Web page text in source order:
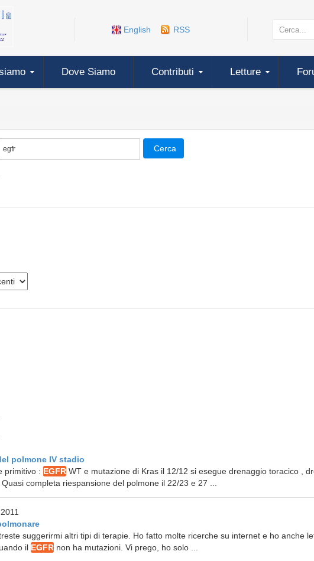
English RSS
Dove Siamo Contributi Letture
Cerca
polmone IV stadio
primitivo : EGFR WT e mutazione di Kras il 12/12 si esegue drenaggio toracico ,
completa riespansione del polmone il 22/23 e 27 ...
suggerirmi altri tipi di terapie. Ho fatto molte ricerche su internet e ho anche
il EGFR non ha mutazioni. Vi prego, ho solo ...